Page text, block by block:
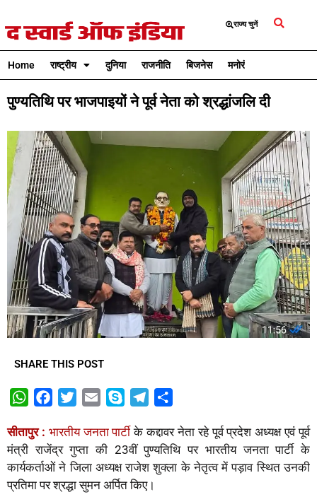
राज्य चुनें
Home राष्ट्रीय दुनिया राजनीति बिजनेस मनोरंजन
पुण्यतिथि पर भाजपाइयों ने पूर्व नेता को श्रद्धांजलि दी
SHARE THIS POST
W
a
s
A
c
e
b
o
i
t
t
e
a
i
l
y
p
e
l
e
g
r
a
r
e
सीतापुर : भारतीय जनता पार्टी के कद्दावर नेता रहे पूर्व प्रदेश अध्यक्ष एवं पूर्व
मंत्री राजेंद्र गुप्ता की 23वीं पुण्यतिथि पर भारतीय जनता पार्टी के
कार्यकर्ताओं ने जिला अध्यक्ष राजेश शुक्ला के नेतृत्व में पड़ाव स्थित उनकी
प्रतिमा पर श्रद्धा सुमन अर्पित किए।